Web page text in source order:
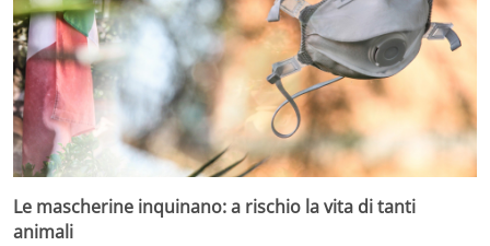
Le mascherine inquinano: a rischio la vita di tanti
animali